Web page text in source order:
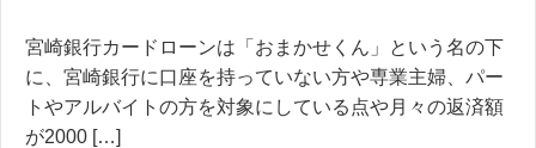
宮崎銀行カードローンは「おまかせくん」という名の下
に、宮崎銀行に口座を持っていない方や専業主婦、パー
トやアルバイトの方を対象にしている点や月々の返済額
が2000 […]